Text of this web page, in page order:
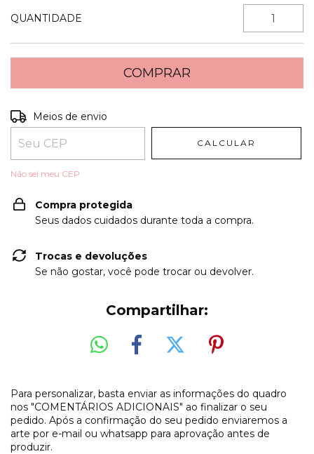
QUANTIDADE
Entregas para o CEP:
Meios de envio
CALCULAR
Não sei meu CEP
Compra protegida
Seus dados cuidados durante toda a compra.
Trocas e devoluções
Se não gostar, você pode trocar ou devolver.
Compartilhar:
Para personalizar, basta enviar as informações do quadro
nos "COMENTÁRIOS ADICIONAIS" ao finalizar o seu
pedido. Após a confirmação do seu pedido enviaremos a
arte por e-mail ou whatsapp para aprovação antes de
produzir.